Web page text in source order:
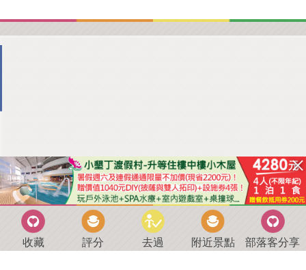
收藏 評分 去過 附近景點 部落客分享